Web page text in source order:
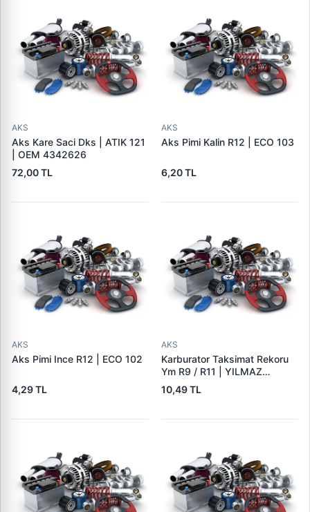
AKS
Aks Kare Saci Dks | ATIK 121
| OEM 4342626
72,00 TL
AKS
Aks Pimi Kalin R12 | ECO 103
6,20 TL
AKS
Aks Pimi Ince R12 | ECO 102
4,29 TL
AKS
Karburator Taksimat Rekoru
Ym R9 / R11 | YILMAZ
PLS9703 | OEM 7705030125
10,49 TL